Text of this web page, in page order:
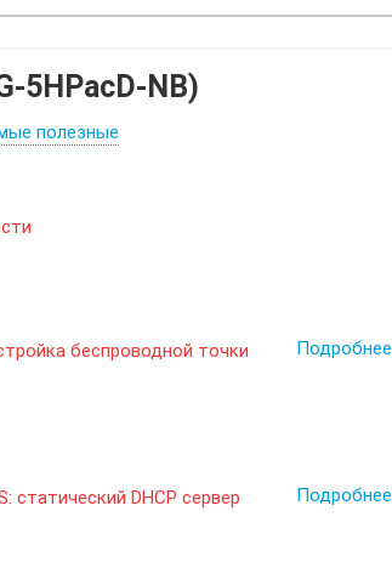
5HPacD-NB)
полезные
Подробнее
беспроводной точки
Подробнее
статический DHCP сервер